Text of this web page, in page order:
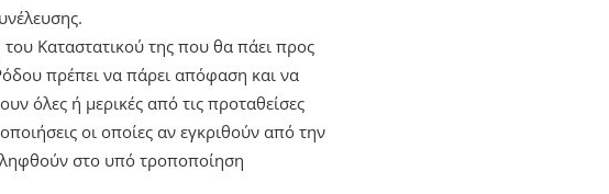
Καταστατικού της που θα πάει προς
πρέπει να πάρει απόφαση και να
όλες ή μερικές από τις προταθείσες
οι οποίες αν εγκριθούν από την
στο υπό τροποποίηση